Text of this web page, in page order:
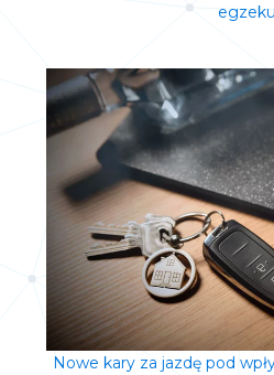
Nowe kary za jazdę pod